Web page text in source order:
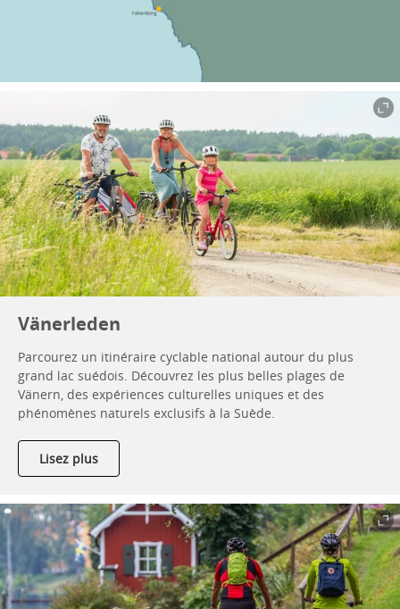
Vänerleden
Parcourez un itinéraire cyclable national autour du plus
grand lac suédois. Découvrez les plus belles plages de
Vänern, des expériences culturelles uniques et des
phénomènes naturels exclusifs à la Suède.
Lisez plus